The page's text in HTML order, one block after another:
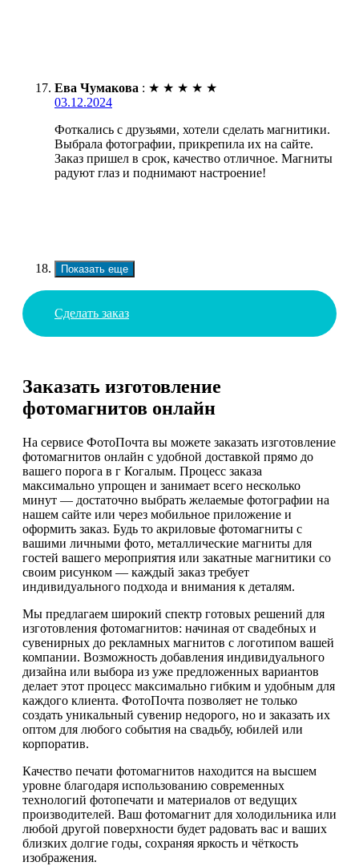
Ева Чумакова : ★ ★ ★ ★ ★
03.12.2024
Фоткались с друзьями, хотели сделать магнитики.
Выбрала фотографии, прикрепила их на сайте.
Заказ пришел в срок, качество отличное. Магниты
радуют глаз и поднимают настроение!
Показать еще
Сделать заказ
Заказать изготовление
фотомагнитов онлайн
На сервисе ФотоПочта вы можете заказать изготовление
фотомагнитов онлайн с удобной доставкой прямо до
вашего порога в г Когалым. Процесс заказа
максимально упрощен и занимает всего несколько
минут — достаточно выбрать желаемые фотографии на
нашем сайте или через мобильное приложение и
оформить заказ. Будь то акриловые фотомагниты с
вашими личными фото, металлические магниты для
гостей вашего мероприятия или закатные магнитики со
своим рисунком — каждый заказ требует
индивидуального подхода и внимания к деталям.
Мы предлагаем широкий спектр готовых решений для
изготовления фотомагнитов: начиная от свадебных и
сувенирных до рекламных магнитов с логотипом вашей
компании. Возможность добавления индивидуального
дизайна или выбора из уже предложенных вариантов
делает этот процесс максимально гибким и удобным для
каждого клиента. ФотоПочта позволяет не только
создать уникальный сувенир недорого, но и заказать их
оптом для любого события на свадьбу, юбилей или
корпоратив.
Качество печати фотомагнитов находится на высшем
уровне благодаря использованию современных
технологий фотопечати и материалов от ведущих
производителей. Ваш фотомагнит для холодильника или
любой другой поверхности будет радовать вас и ваших
близких долгие годы, сохраняя яркость и чёткость
изображения.